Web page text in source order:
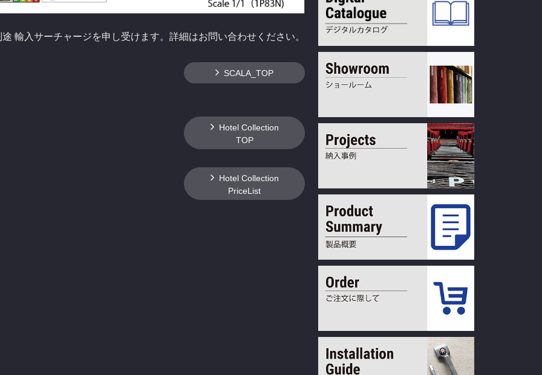
輸入サーチャージを申し受けます。詳細はお問い合わせください。
SCALA_TOP
Hotel Collection
TOP
Hotel Collection
PriceList